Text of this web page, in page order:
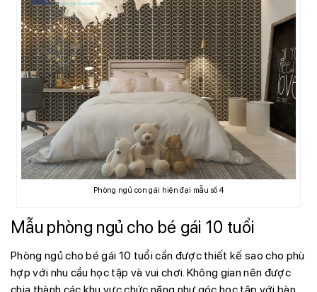
Phòng ngủ con gái hiện đại mẫu số 4
Mẫu phòng ngủ cho bé gái 10 tuổi
Phòng ngủ cho bé gái 10 tuổi cần được thiết kế sao cho phù
hợp với nhu cầu học tập và vui chơi. Không gian nên được